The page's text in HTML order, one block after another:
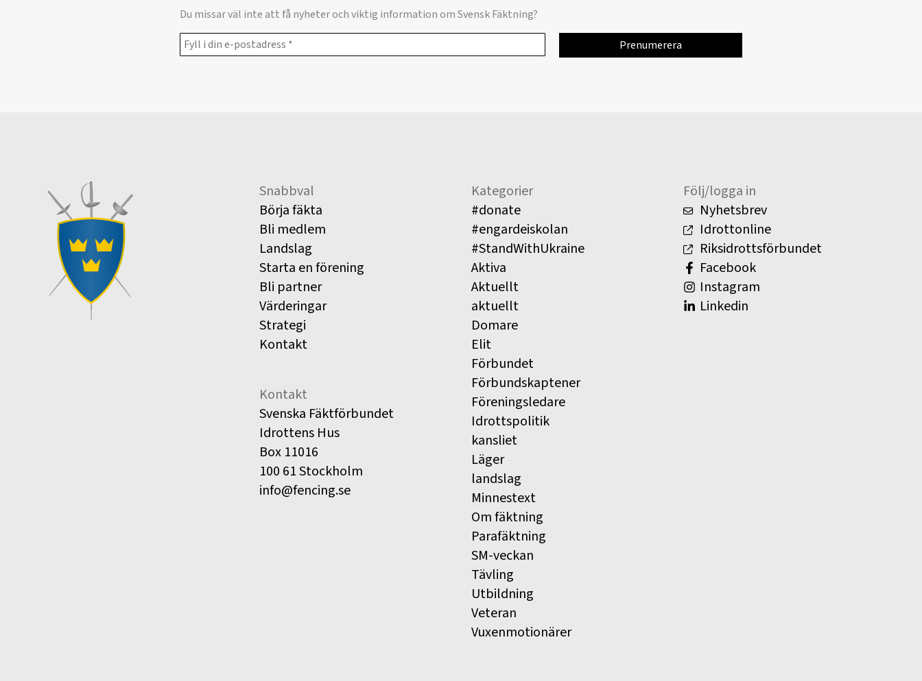
Du missar väl inte att få nyheter och viktig information om Svensk Fäktning?
Snabbval
Börja fäkta
Bli medlem
Landslag
Starta en förening
Bli partner
Värderingar
Strategi
Kontakt
Kontakt
Svenska Fäktförbundet
Idrottens Hus
Box 11016
100 61 Stockholm
info@fencing.se
Kategorier
#donate
#engardeiskolan
#StandWithUkraine
Aktiva
Aktuellt
aktuellt
Domare
Elit
Förbundet
Förbundskaptener
Föreningsledare
Idrottspolitik
kansliet
Läger
landslag
Minnestext
Om fäktning
Parafäktning
SM-veckan
Tävling
Utbildning
Veteran
Vuxenmotionärer
Följ/logga in
Nyhetsbrev
Idrottonline
Riksidrottsförbundet
Facebook
Instagram
Linkedin